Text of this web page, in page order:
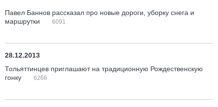
Павел Баннов рассказал про новые дороги, уборку снега и
маршрутки
6091
28.12.2013
Тольяттинцев приглашают на традиционную Рождественскую
гонку
6266